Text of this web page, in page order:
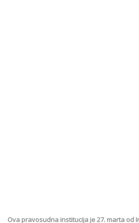
Ova pravosudna institucija je 27. marta od